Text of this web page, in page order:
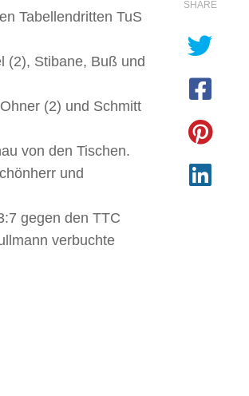
Tabellendritten TuS
(2), Stibane, Buß und
(2) und Schmitt
von den Tischen.
und
gegen den TTC
verbuchte
SHARE